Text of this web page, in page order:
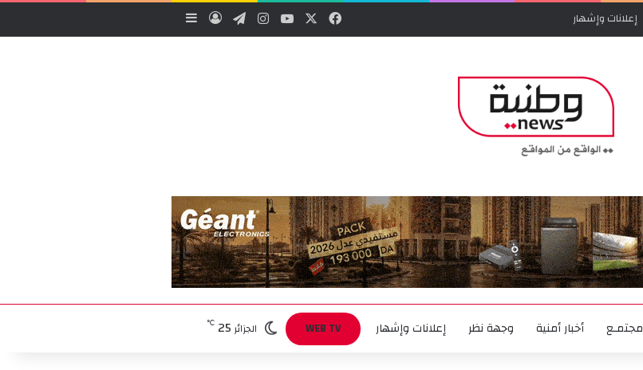
إعلانات وإشهار فيسبوك ‫YouTubeانستقرامتيلقرامتسجيل الدخول
مجتمـع أخبار أمنية وجهة نظر إعلانات وإشهار WEB TV الجزائر 25
℃